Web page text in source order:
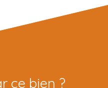
ce bien ?